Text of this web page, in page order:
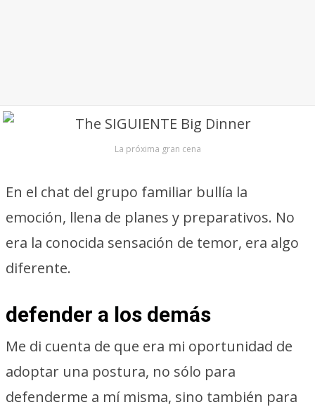
La próxima gran cena
En el chat del grupo familiar bullía la
emoción, llena de planes y preparativos. No
era la conocida sensación de temor, era algo
diferente.
defender a los demás
Me di cuenta de que era mi oportunidad de
adoptar una postura, no sólo para
defenderme a mí misma, sino también para